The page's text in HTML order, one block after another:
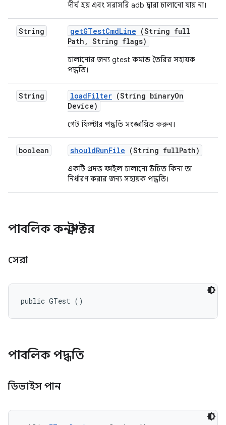
দীর্ঘ হয় এবং সরাসরি adb দ্বারা চালানো যায় না।
String getGTestCmdLine (String full
Path , String flags)
চালানোর জন্য gtest কমান্ড তৈরির সহায়ক
পদ্ধতি।
String loadFilter (String binaryOn
Device)
গেট ফিল্টার পদ্ধতি সংজ্ঞায়িত করুন।
boolean shouldRunFile (String fullPath)
একটি প্রদত্ত ফাইল চালানো উচিত কিনা তা
নির্ধারণ করার জন্য সহায়ক পদ্ধতি।
পাবলিক কনস্ট্রাক্টর
সেরা
public GTest ()
পাবলিক পদ্ধতি
ডিভাইস পান